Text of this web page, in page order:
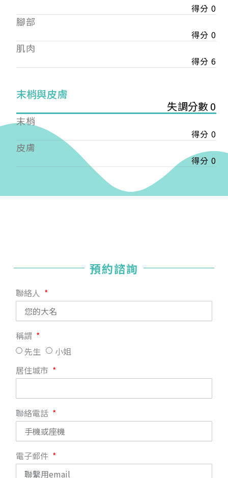
得分 0
腳部
得分 0
肌肉
得分 6
末梢與皮膚
失調分數 0
末梢
得分 0
皮膚
得分 0
預約諮詢
聯絡人
稱謂
先生
小姐
居住城市
聯絡電話
電子郵件
【會費】
入會費新臺幣1200元，於會員入會時繳納；常年會
費1200元，於每年度繳納。
入會費新臺幣3000元，於會員入會時繳納；常年會
費3000元，於每年度繳納。
戶名: 社團法人台灣自律神經健康培訓暨發展協會
帳號: 003-03-501566-2
銀行: (013) 國泰世華 南京東路分行